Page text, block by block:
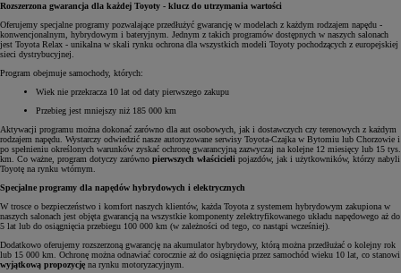
Rozszerzona gwarancja dla każdej Toyoty - klucz do utrzymania wartości
Oferujemy specjalne programy pozwalające przedłużyć gwarancję w modelach z każdym rodzajem napędu -
konwencjonalnym, hybrydowym i bateryjnym. Jednym z takich programów dostępnych w naszych salonach
jest Toyota Relax - unikalna w skali rynku ochrona dla wszystkich modeli Toyoty pochodzących z europejskiej
sieci dystrybucyjnej.
Program obejmuje samochody, których:
Wiek nie przekracza 10 lat od daty pierwszego zakupu
Przebieg jest mniejszy niż 185 000 km
Aktywacji programu można dokonać zarówno dla aut osobowych, jak i dostawczych czy terenowych z każdym
rodzajem napędu. Wystarczy odwiedzić nasze autoryzowane serwisy Toyota-Czajka w Bytomiu lub Chorzowie i
po spełnieniu określonych warunków zyskać ochronę gwarancyjną zazwyczaj na kolejne 12 miesięcy lub 15 tys.
km. Co ważne, program dotyczy zarówno pierwszych właścicieli pojazdów, jak i użytkowników, którzy nabyli
Toyotę na rynku wtórnym.
Specjalne programy dla napędów hybrydowych i elektrycznych
W trosce o bezpieczeństwo i komfort naszych klientów, każda Toyota z systemem hybrydowym zakupiona w
naszych salonach jest objęta gwarancją na wszystkie komponenty zelektryfikowanego układu napędowego aż do
5 lat lub do osiągnięcia przebiegu 100 000 km (w zależności od tego, co nastąpi wcześniej).
Dodatkowo oferujemy rozszerzoną gwarancję na akumulator hybrydowy, którą można przedłużać o kolejny rok
lub 15 000 km. Ochronę można odnawiać corocznie aż do osiągnięcia przez samochód wieku 10 lat, co stanowi
wyjątkową propozycję na rynku motoryzacyjnym.